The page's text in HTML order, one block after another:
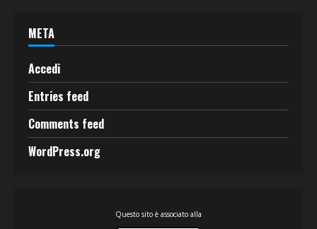
META
Accedi
Entries feed
Comments feed
WordPress.org
Questo sito è associato alla